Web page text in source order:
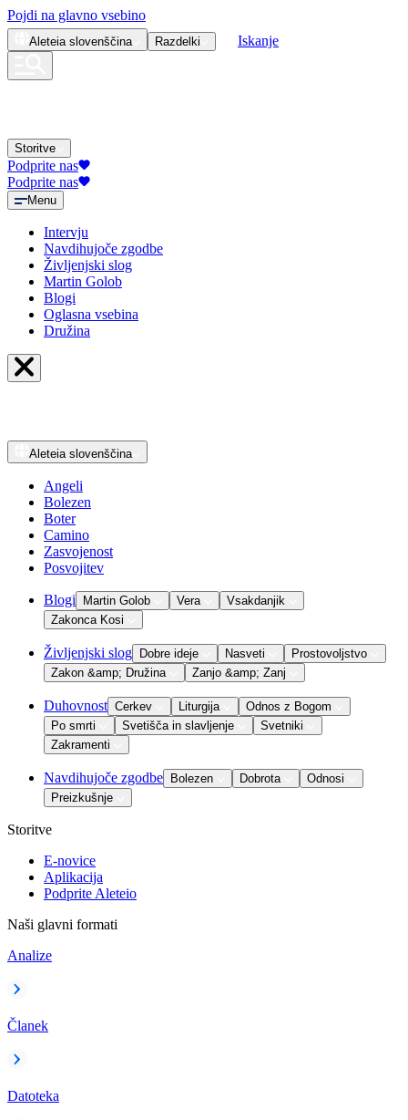
Pojdi na glavno vsebino
Aleteia slovenščina Razdelki Iskanje
Storitve
Podprite nas
Podprite nas
Menu
Intervju
Navdihujoče zgodbe
Življenjski slog
Martin Golob
Blogi
Oglasna vsebina
Družina
Aleteia slovenščina
Angeli
Bolezen
Boter
Camino
Zasvojenost
Posvojitev
Blogi Martin Golob Vera
Vsakdanjik
Zakonca Kosi
Življenjski slog Dobre ideje Nasveti
Prostovoljstvo
Zakon &amp; Družina
Zanjo &amp; Zanj
Duhovnost Cerkev Liturgija
Odnos z Bogom
Po smrti
Svetišča in slavljenje
Svetniki
Zakramenti
Navdihujoče zgodbe Bolezen Dobrota
Odnosi
Preizkušnje
Storitve
E-novice
Aplikacija
Podprite Aleteio
Naši glavni formati
Analize
Članek
Datoteka